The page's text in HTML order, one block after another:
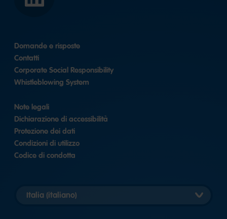
Domande e risposte
Contatti
Corporate Social Responsibility
Whistleblowing System
Note legali
Dichiarazione di accessibilità
Protezione dei dati
Condizioni di utilizzo
Codice di condotta
Seleziona
versione